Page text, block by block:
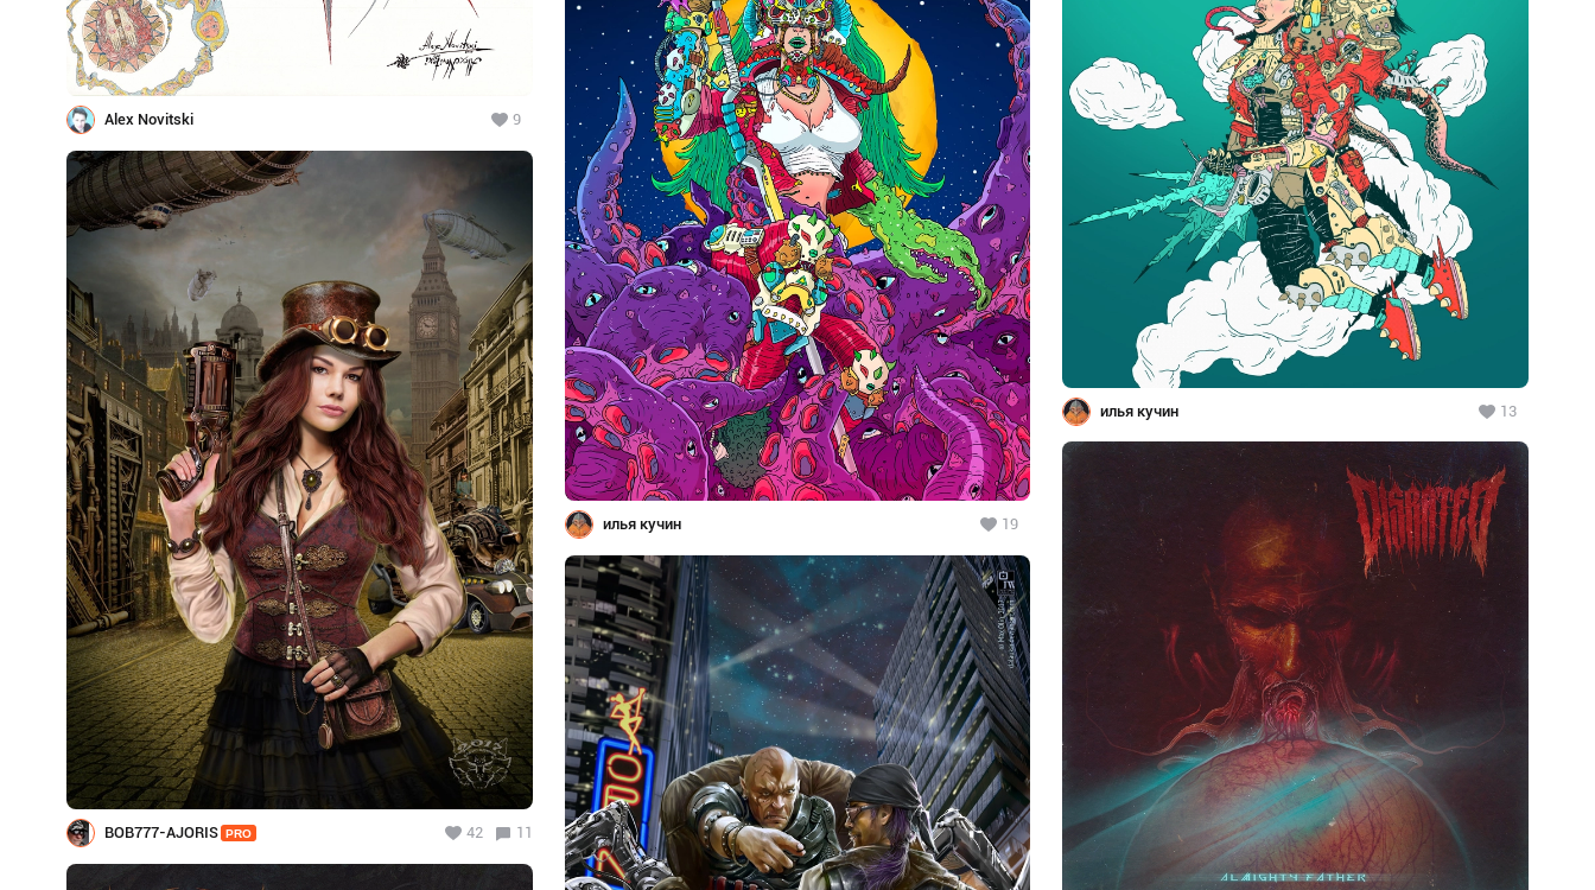
Alex Novitski 9
илья кучин 19
илья кучин 13
BOB777-AJORIS PRO 42 11